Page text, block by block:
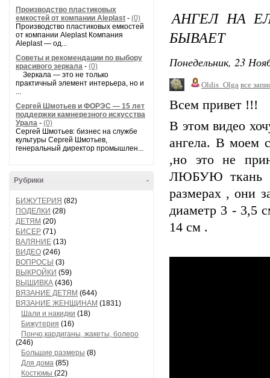
Производство пластиковых
емкостей от компании Aleplast - (0)
Производство пластиковых емкостей
от компании Aleplast Компания
Aleplast — од...
Советы и рекомендации по выбору
красивого зеркала - (0)
Зеркала — это не только
практичный элемент интерьера, но и
...
Сергей Шмотьев и ФОРЭС — 15 лет
поддержки камнерезного искусства
Урала - (0)
Сергей Шмотьев: бизнес на службе
культуры Сергей Шмотьев,
генеральный директор промышлен...
-
Рубрики
БИЖУТЕРИЯ (82)
ПОДЕЛКИ (28)
ДЕТЯМ (20)
БИСЕР (71)
ВАЛЯНИЕ (13)
ВИДЕО (246)
ВОПРОСЫ (3)
ВЫКРОЙКИ (59)
ВЫШИВКА (436)
ВЯЗАНИЕ ДЕТЯМ (644)
ВЯЗАНИЕ ЖЕНЩИНАМ (1831)
Шали и накидки (18)
Бижутерия (16)
Пончо,кардиганы, жакеты, болеро
(246)
Большие размеры (8)
Для дома (85)
Костюмы (22)
АНГЕЛ НА
БЫВАЕТ
Понедельник, 23
Oldis_Olga все
Всем привет !!!
В этом видео
ангела. В моем
,но это не
ЛЮБУЮ ткань и
размерах , они
диаметр 3 - 3,5
14 см .